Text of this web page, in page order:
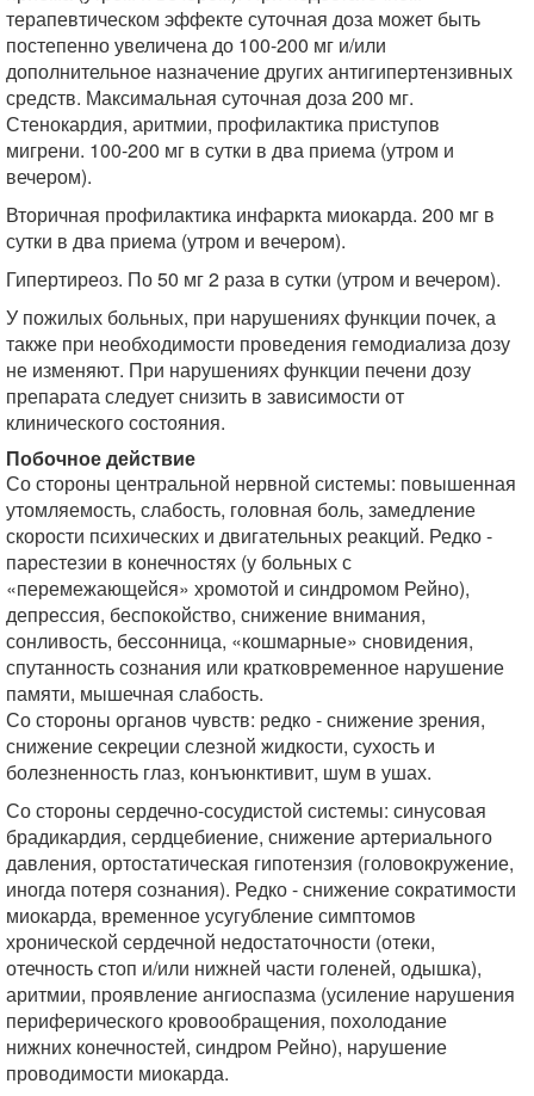
терапевтическом эффекте суточная доза может быть
постепенно увеличена до 100-200 мг и/или
дополнительное назначение других антигипертензивных
средств. Максимальная суточная доза 200 мг.
Стенокардия, аритмии, профилактика приступов
мигрени. 100-200 мг в сутки в два приема (утром и
вечером).
Вторичная профилактика инфаркта миокарда. 200 мг в
сутки в два приема (утром и вечером).
Гипертиреоз. По 50 мг 2 раза в сутки (утром и вечером).
У пожилых больных, при нарушениях функции почек, а
также при необходимости проведения гемодиализа дозу
не изменяют. При нарушениях функции печени дозу
препарата следует снизить в зависимости от
клинического состояния.
Побочное действие
Со стороны центральной нервной системы: повышенная
утомляемость, слабость, головная боль, замедление
скорости психических и двигательных реакций. Редко -
парестезии в конечностях (у больных с
«перемежающейся» хромотой и синдромом Рейно),
депрессия, беспокойство, снижение внимания,
сонливость, бессонница, «кошмарные» сновидения,
спутанность сознания или кратковременное нарушение
памяти, мышечная слабость.
Со стороны органов чувств: редко - снижение зрения,
снижение секреции слезной жидкости, сухость и
болезненность глаз, конъюнктивит, шум в ушах.
Со стороны сердечно-сосудистой системы: синусовая
брадикардия, сердцебиение, снижение артериального
давления, ортостатическая гипотензия (головокружение,
иногда потеря сознания). Редко - снижение сократимости
миокарда, временное усугубление симптомов
хронической сердечной недостаточности (отеки,
отечность стоп и/или нижней части голеней, одышка),
аритмии, проявление ангиоспазма (усиление нарушения
периферического кровообращения, похолодание
нижних конечностей, синдром Рейно), нарушение
проводимости миокарда.